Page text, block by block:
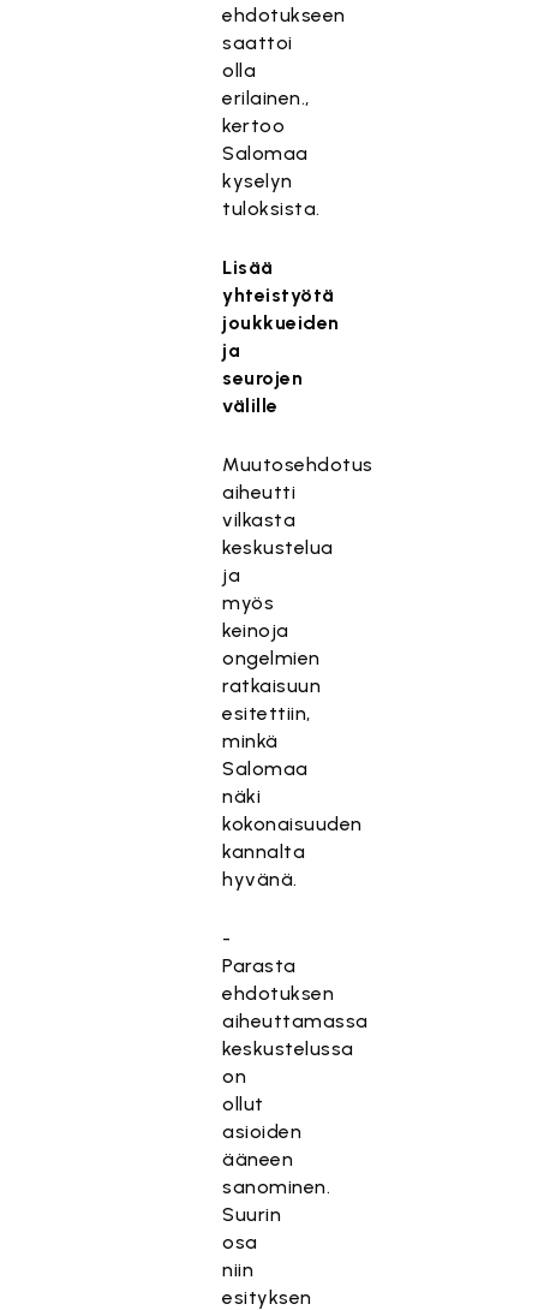
ehdotukseen
saattoi
olla
erilainen.,
kertoo
Salomaa
kyselyn
tuloksista.
Lisää
yhteistyötä
joukkueiden
ja
seurojen
välille
Muutosehdotus
aiheutti
vilkasta
keskustelua
ja
myös
keinoja
ongelmien
ratkaisuun
esitettiin,
minkä
Salomaa
näki
kokonaisuuden
kannalta
hyvänä.
-
Parasta
ehdotuksen
aiheuttamassa
keskustelussa
on
ollut
asioiden
ääneen
sanominen.
Suurin
osa
niin
esityksen